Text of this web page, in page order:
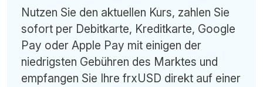
Nutzen Sie den aktuellen Kurs, zahlen Sie
sofort per Debitkarte, Kreditkarte, Google
Pay oder Apple Pay mit einigen der
niedrigsten Gebühren des Marktes und
empfangen Sie Ihre frxUSD direkt auf einer